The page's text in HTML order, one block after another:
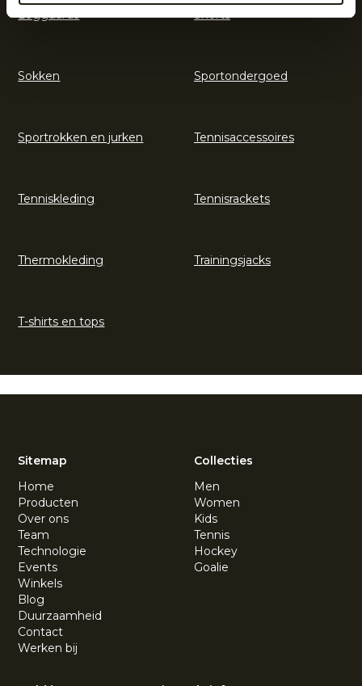
Legguards Shorts
Sokken Sportondergoed
Sportrokken en jurken Tennisaccessoires
Tenniskleding Tennisrackets
Thermokleding Trainingsjacks
T-shirts en tops
Sitemap
Home
Producten
Over ons
Team
Technologie
Events
Winkels
Blog
Duurzaamheid
Contact
Werken bij
Collecties
Men
Women
Kids
Tennis
Hockey
Goalie